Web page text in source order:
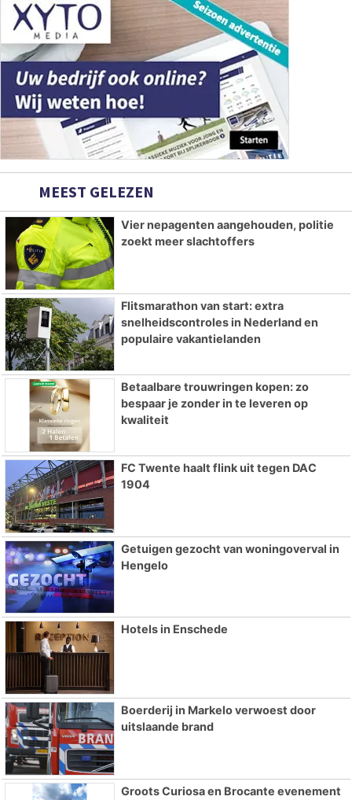
MEEST GELEZEN
Vier nepagenten aangehouden, politie
zoekt meer slachtoffers
Flitsmarathon van start: extra
snelheidscontroles in Nederland en
populaire vakantielanden
Betaalbare trouwringen kopen: zo
bespaar je zonder in te leveren op
kwaliteit
FC Twente haalt flink uit tegen DAC
1904
Getuigen gezocht van woningoverval in
Hengelo
Hotels in Enschede
Boerderij in Markelo verwoest door
uitslaande brand
Groots Curiosa en Brocante evenement